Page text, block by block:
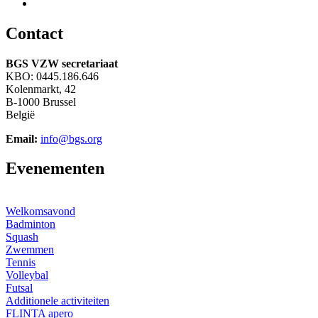
Contact
BGS VZW secretariaat
KBO: 0445.186.646
Kolenmarkt, 42
B-1000 Brussel
België
Email: info@bgs.org
Evenementen
Welkomsavond
Badminton
Squash
Zwemmen
Tennis
Volleybal
Futsal
Additionele activiteiten
FLINTA apero